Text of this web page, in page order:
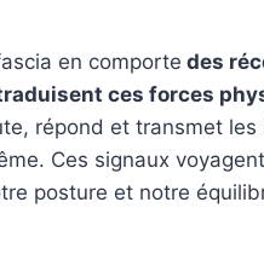
en comporte des
ces forces
répond et transmet
Ces signaux
posture et notre